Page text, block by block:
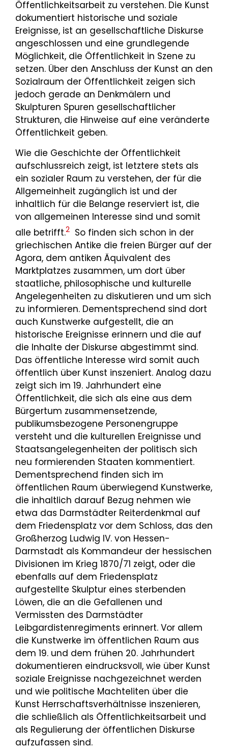
Öffentlichkeitsarbeit zu verstehen. Die Kunst
dokumentiert historische und soziale
Ereignisse, ist an gesellschaftliche Diskurse
angeschlossen und eine grundlegende
Möglichkeit, die Öffentlichkeit in Szene zu
setzen. Über den Anschluss der Kunst an den
Sozialraum der Öffentlichkeit zeigen sich
jedoch gerade an Denkmälern und
Skulpturen Spuren gesellschaftlicher
Strukturen, die Hinweise auf eine veränderte
Öffentlichkeit geben.
Wie die Geschichte der Öffentlichkeit
aufschlussreich zeigt, ist letztere stets als
ein sozialer Raum zu verstehen, der für die
Allgemeinheit zugänglich ist und der
inhaltlich für die Belange reserviert ist, die
von allgemeinen Interesse sind und somit
alle betrifft.2 So finden sich schon in der
griechischen Antike die freien Bürger auf der
Agora, dem antiken Äquivalent des
Marktplatzes zusammen, um dort über
staatliche, philosophische und kulturelle
Angelegenheiten zu diskutieren und um sich
zu informieren. Dementsprechend sind dort
auch Kunstwerke aufgestellt, die an
historische Ereignisse erinnern und die auf
die Inhalte der Diskurse abgestimmt sind.
Das öffentliche Interesse wird somit auch
öffentlich über Kunst inszeniert. Analog dazu
zeigt sich im 19. Jahrhundert eine
Öffentlichkeit, die sich als eine aus dem
Bürgertum zusammensetzende,
publikumsbezogene Personengruppe
versteht und die kulturellen Ereignisse und
Staatsangelegenheiten der politisch sich
neu formierenden Staaten kommentiert.
Dementsprechend finden sich im
öffentlichen Raum überwiegend Kunstwerke,
die inhaltlich darauf Bezug nehmen wie
etwa das Darmstädter Reiterdenkmal auf
dem Friedensplatz vor dem Schloss, das den
Großherzog Ludwig IV. von Hessen-
Darmstadt als Kommandeur der hessischen
Divisionen im Krieg 1870/71 zeigt, oder die
ebenfalls auf dem Friedensplatz
aufgestellte Skulptur eines sterbenden
Löwen, die an die Gefallenen und
Vermissten des Darmstädter
Leibgardistenregiments erinnert. Vor allem
die Kunstwerke im öffentlichen Raum aus
dem 19. und dem frühen 20. Jahrhundert
dokumentieren eindrucksvoll, wie über Kunst
soziale Ereignisse nachgezeichnet werden
und wie politische Machteliten über die
Kunst Herrschaftsverhältnisse inszenieren,
die schließlich als Öffentlichkeitsarbeit und
als Regulierung der öffentlichen Diskurse
aufzufassen sind.